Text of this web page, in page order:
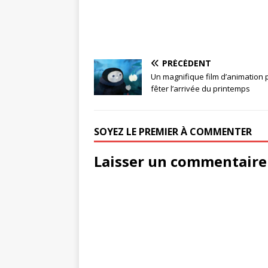
PRÉCÉDENT
Un magnifique film d’animation
fêter l’arrivée du printemps
SOYEZ LE PREMIER À COMMENTER
Laisser un commentaire